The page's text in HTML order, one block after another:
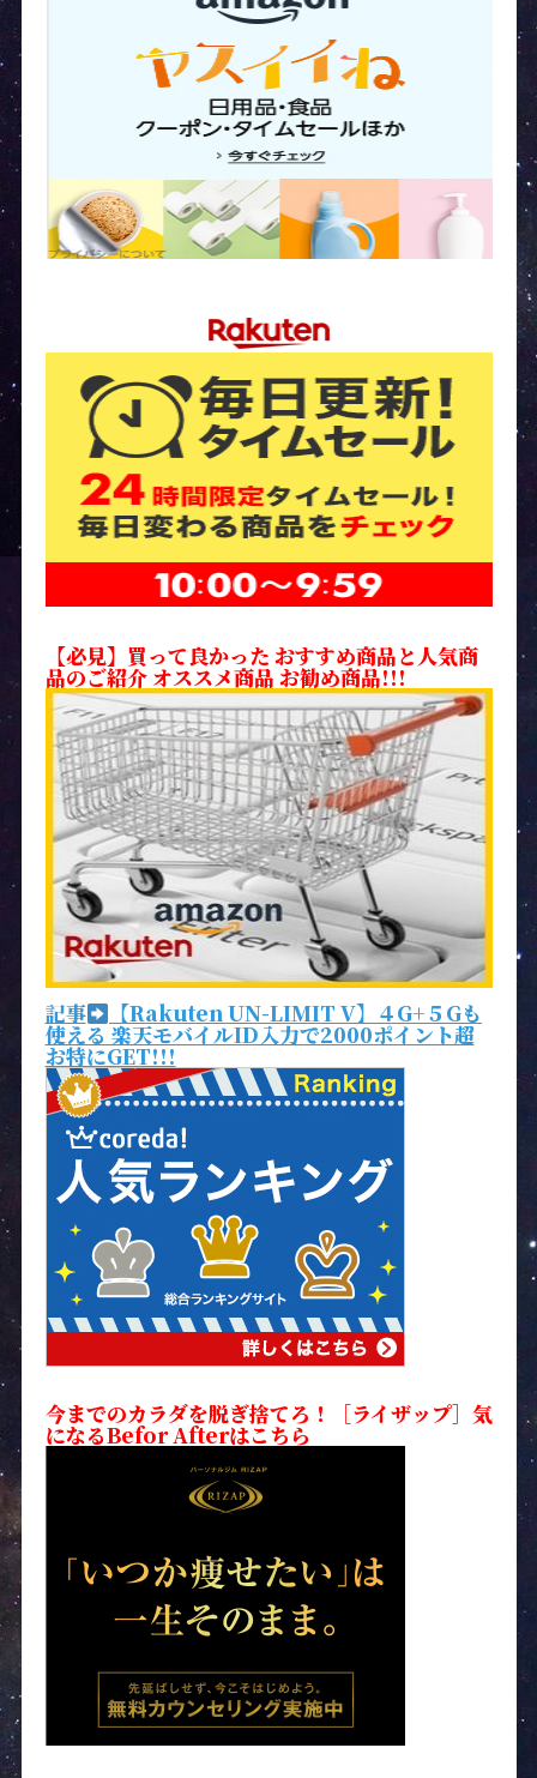
【必見】買って良かった おすすめ商品と人気商
品のご紹介 オススメ商品 お勧め商品!!!
記事 【Rakuten UN-LIMIT V】４G+５Gも
使える 楽天モバイルID入力で2000ポイント超
お特にGET!!!
今までのカラダを脱ぎ捨てろ！［ライザップ］気
になるBefor Afterはこちら